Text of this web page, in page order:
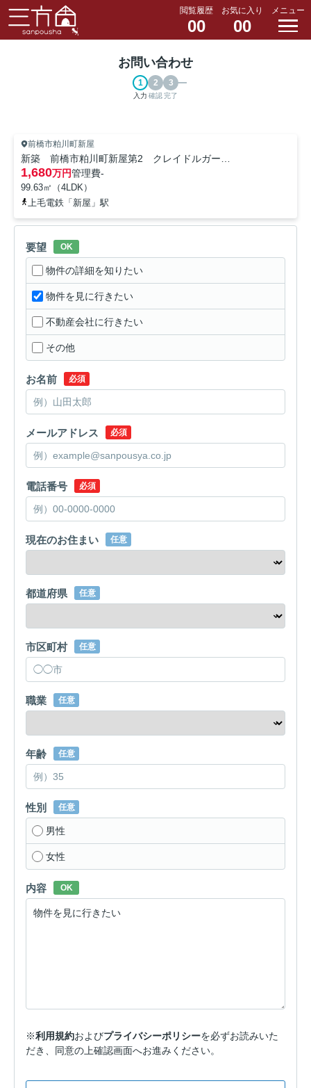
閲覧履歴
00
お気に入り
00
メニュー
お問い合わせ
入力 確認完了
前橋市粕川町新屋
新築 前橋市粕川町新屋第2 クレイドルガーデン 1号棟
1,680万円管理費-
99.63㎡（4LDK）
上毛電鉄「新屋」駅
要望 OK
物件の詳細を知りたい
物件を見に行きたい
不動産会社に行きたい
その他
お名前 必須
メールアドレス 必須
電話番号 必須
現在のお住まい 任意
都道府県 任意
市区町村 任意
職業 任意
年齢 任意
性別 任意
男性
女性
内容 OK
※利用規約およびプライバシーポリシーを必ずお読みいた
だき、同意の上確認画面へお進みください。